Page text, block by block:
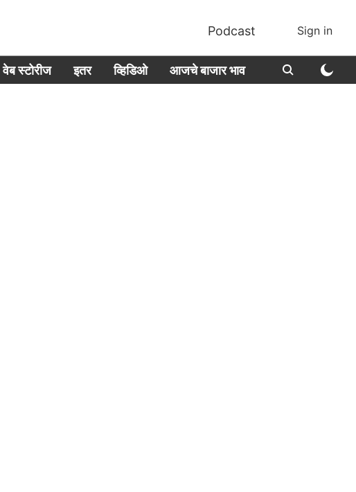
Podcast Sign in
वेब स्टोरीज इतर व्हिडिओ आजचे बाजार भाव